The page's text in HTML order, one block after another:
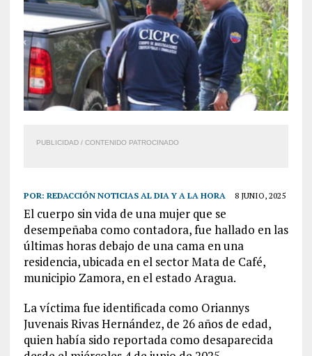
PUBLICIDAD / CONTENIDO PATROCINADO
POR: REDACCIÓN NOTICIAS AL DIA Y A LA HORA 8 JUNIO, 2025
El cuerpo sin vida de una mujer que se
desempeñaba como contadora, fue hallado en las
últimas horas debajo de una cama en una
residencia, ubicada en el sector Mata de Café,
municipio Zamora, en el estado Aragua.
La víctima fue identificada como Oriannys
Juvenais Rivas Hernández, de 26 años de edad,
quien había sido reportada como desaparecida